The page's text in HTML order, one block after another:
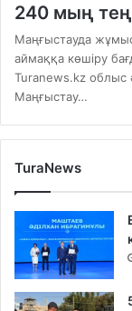
240 мың
Маңғыстауда
аймаққа көшіру
Turanews.kz облыс
Маңғыстау…
TuraNews